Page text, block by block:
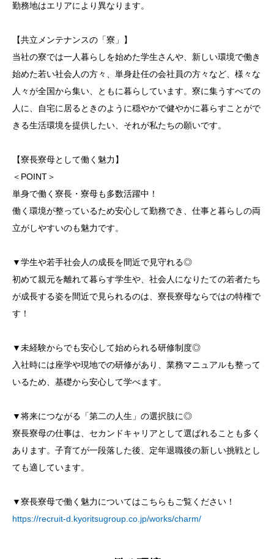
勤務地はエリアにより異なります。
【共立メンテナンスの「寮」】
当社の寮では一人暮らしを始めた学生さんや、新しい環境で働き
始めた若い社会人の方々、単身赴任の会社員の方々など、様々な
人々が全国から集い、ともに暮らしています。寮に集うすべての
人に、自宅に居るときのように穏やかで健やかに暮らすことがで
きる生活環境を提供したい、それが私たちの願いです。
【寮長寮母として働く魅力】
＜POINT＞
単身で働く寮長・寮母も多数活躍中！
働く環境が整っているため安心して勤務でき、仕事と暮らしの両
立がしやすいのも魅力です。
▼学生や若手社会人の成長を間近で見守れる◎
初めて親元を離れて暮らす学生や、社会人になりたての若者たち
が成長する姿を間近で見られるのは、寮長寮母ならではの特権で
す！
▼未経験からでも安心して始められる研修制度◎
入社時には座学や現地での研修があり、業務マニュアルも整って
いるため、基礎から安心して学べます。
▼将来につながる「第二の人生」の選択肢に◎
寮長寮母の仕事は、セカンドキャリアとして選ばれることも多く
あります。子育てが一段落した後、定年退職後の新しい挑戦とし
ても適しています。
▼寮長寮母で働く魅力についてはこちらもご覧ください！
https://recruit-d.kyoritsugroup.co.jp/works/charm/